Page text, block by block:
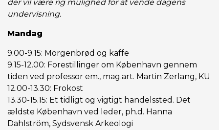
der vil være rig mulighed for at vende dagens
undervisning.
Mandag
9.00-9.15: Morgenbrød og kaffe
9.15-12.00: Forestillinger om København gennem
tiden ved professor em., mag.art. Martin Zerlang, KU
12.00-13.30: Frokost
13.30-15.15: Et tidligt og vigtigt handelssted. Det
ældste København ved leder, ph.d. Hanna
Dahlström, Sydsvensk Arkeologi